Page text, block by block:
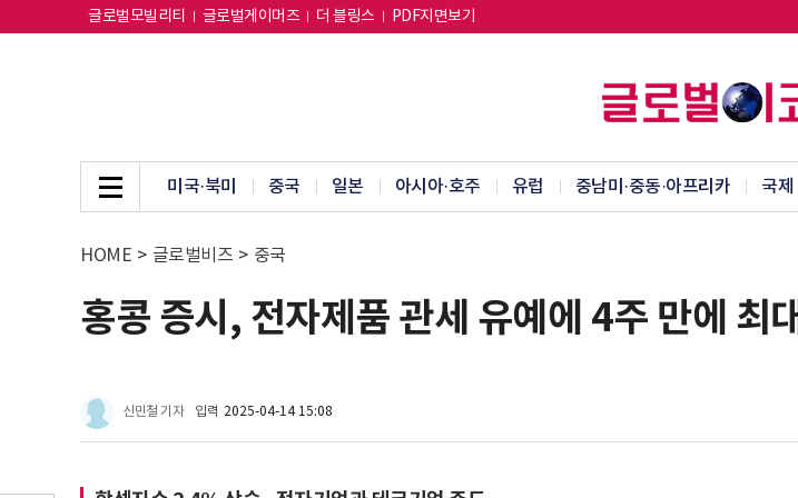
글로벌모빌리티 글로벌게이머즈 더 블링스 PDF지면보기
미국·북미 중국 일본 아시아·호주 유럽 중남미·중동·아프리카 국제
HOME > 글로벌비즈 > 중국
홍콩 증시, 전자제품 관세 유예에 4주 만에 최
신민철 기자 입력 2025-04-14 15:08